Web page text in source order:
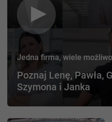
Jedna firma, wiele
Poznaj Lenę, Pawła,
Szymona i Janka